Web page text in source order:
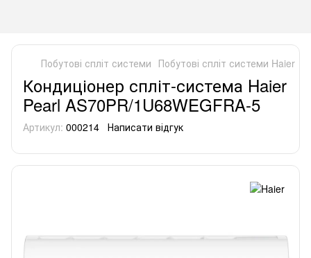
Побутові спліт системи Побутові спліт системи Haier
Кондиціонер спліт-система Haier
Pearl AS70PR/1U68WEGFRA-5
Артикул: 000214 Написати відгук